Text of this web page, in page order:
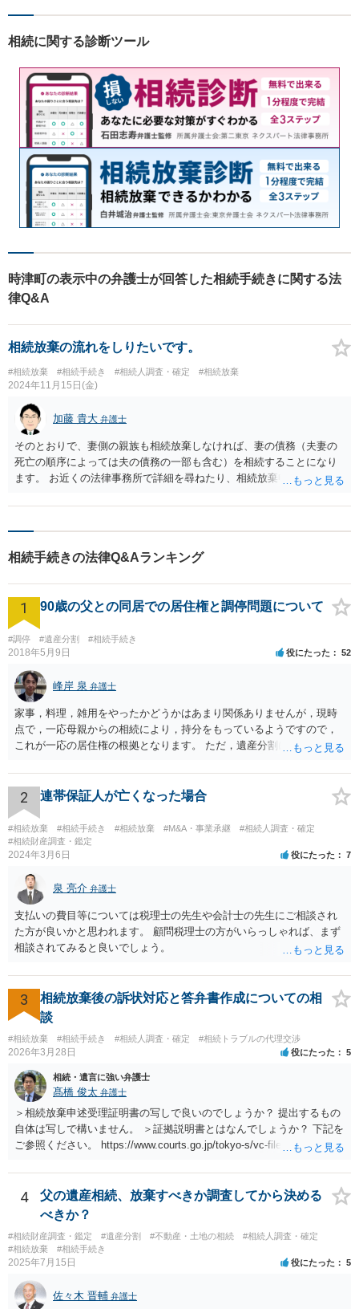
相続に関する診断ツール
時津町の表示中の弁護士が回答した相続手続きに関する法
律Q&A
相続放棄の流れをしりたいです。
#相続放棄 #相続手続き #相続人調査・確定 #相続放棄
2024年11月15日(金)
加藤 貴大 弁護士
そのとおりで、妻側の親族も相続放棄しなければ、妻の債務（夫妻の
死亡の順序によっては夫の債務の一部も含む）を相続することになり
ます。 お近くの法律事務所で詳細を尋ねたり、相続放棄申述手続を依
相続手続きの法律Q&Aランキング
1 90歳の父との同居での居住権と調停問題について
#調停 #遺産分割 #相続手続き
2018年5月9日 役にたった 52
峰岸 泉 弁護士
家事，料理，雑用をやったかどうかはあまり関係ありませんが，現時
点で，一応母親からの相続により，持分をもっているようですので，
これが一応の居住権の根拠となります。 ただ，遺産分割により，母の
2 連帯保証人が亡くなった場合
#相続放棄 #相続手続き #相続放棄 #M&A・事業承継
#相続人調査・確定
#相続財産調査・鑑定
2024年3月6日 役にたった 7
泉 亮介 弁護士
支払いの費目等については税理士の先生や会計士の先生にご相談され
た方が良いかと思われます。 顧問税理士の方がいらっしゃれば、まず
相談されてみると良いでしょう。
3
相続放棄後の訴状対応と答弁書作成についての相
談
#相続放棄 #相続手続き #相続人調査・確定 #相続トラブルの代理交渉
2026年3月28日 役にたった 5
相続・遺言に強い弁護士
髙橋 俊太 弁護士
＞相続放棄申述受理証明書の写しで良いのでしょうか？ 提出するもの
自体は写しで構いません。 ＞証拠説明書とはなんでしょうか？ 下記を
ご参照ください。 https://www.courts.go.jp/tokyo-s/vc-files/tokyo-s/file/
4
父の遺産相続、放棄すべきか調査してから決める
べきか？
#相続財産調査・鑑定 #遺産分割 #不動産・土地の相続
#相続人調査・確定
#相続放棄
#相続手続き
2025年7月15日 役にたった 5
佐々木 晋輔 弁護士